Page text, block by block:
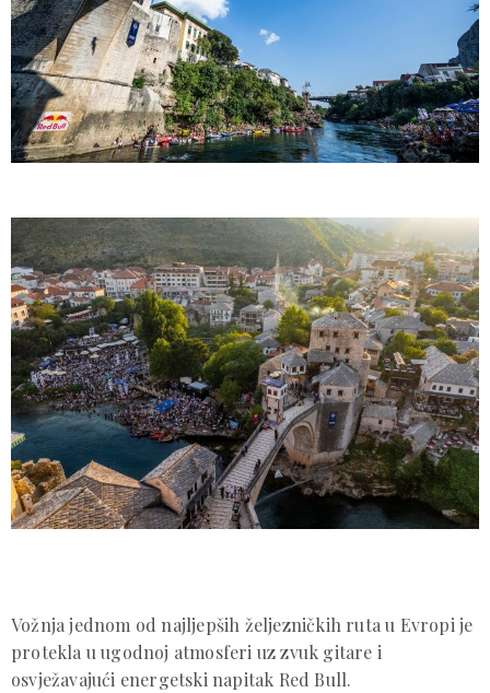
Vožnja jednom od najljepših željezničkih ruta u Evropi je
protekla u ugodnoj atmosferi uz zvuk gitare i
osvježavajući energetski napitak Red Bull.